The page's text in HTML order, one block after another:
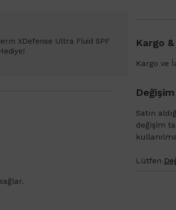
XDefense Ultra Fluid
Kargo
Kargo ve
Satın
değişim
Lütfen